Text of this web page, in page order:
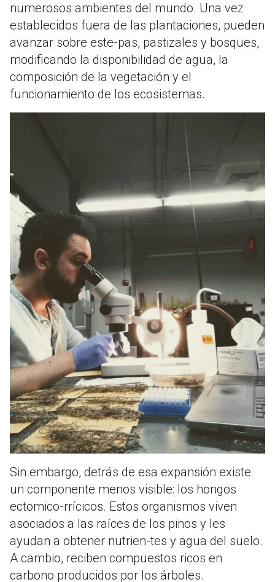
numerosos ambientes del mundo. Una vez
establecidos fuera de las plantaciones, pueden
avanzar sobre este-pas, pastizales y bosques,
modificando la disponibilidad de agua, la
composición de la vegetación y el
funcionamiento de los ecosistemas.
Sin embargo, detrás de esa expansión existe
un componente menos visible: los hongos
ectomico-rrícicos. Estos organismos viven
asociados a las raíces de los pinos y les
ayudan a obtener nutrien-tes y agua del suelo.
A cambio, reciben compuestos ricos en
carbono producidos por los árboles.